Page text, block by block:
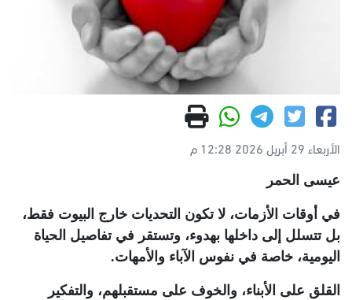
الأربعاء 29 أبريل 2026 12:28 م
عيسى الحمر
في أوقات الأزمات، لا تكون التحديات خارج البيوت فقط،
بل تتسلل إلى داخلها بهدوء، وتستقر في تفاصيل الحياة
اليومية، خاصة في نفوس الآباء والأمهات.
القلق على الأبناء، والخوف على مستقبلهم، والتفكير